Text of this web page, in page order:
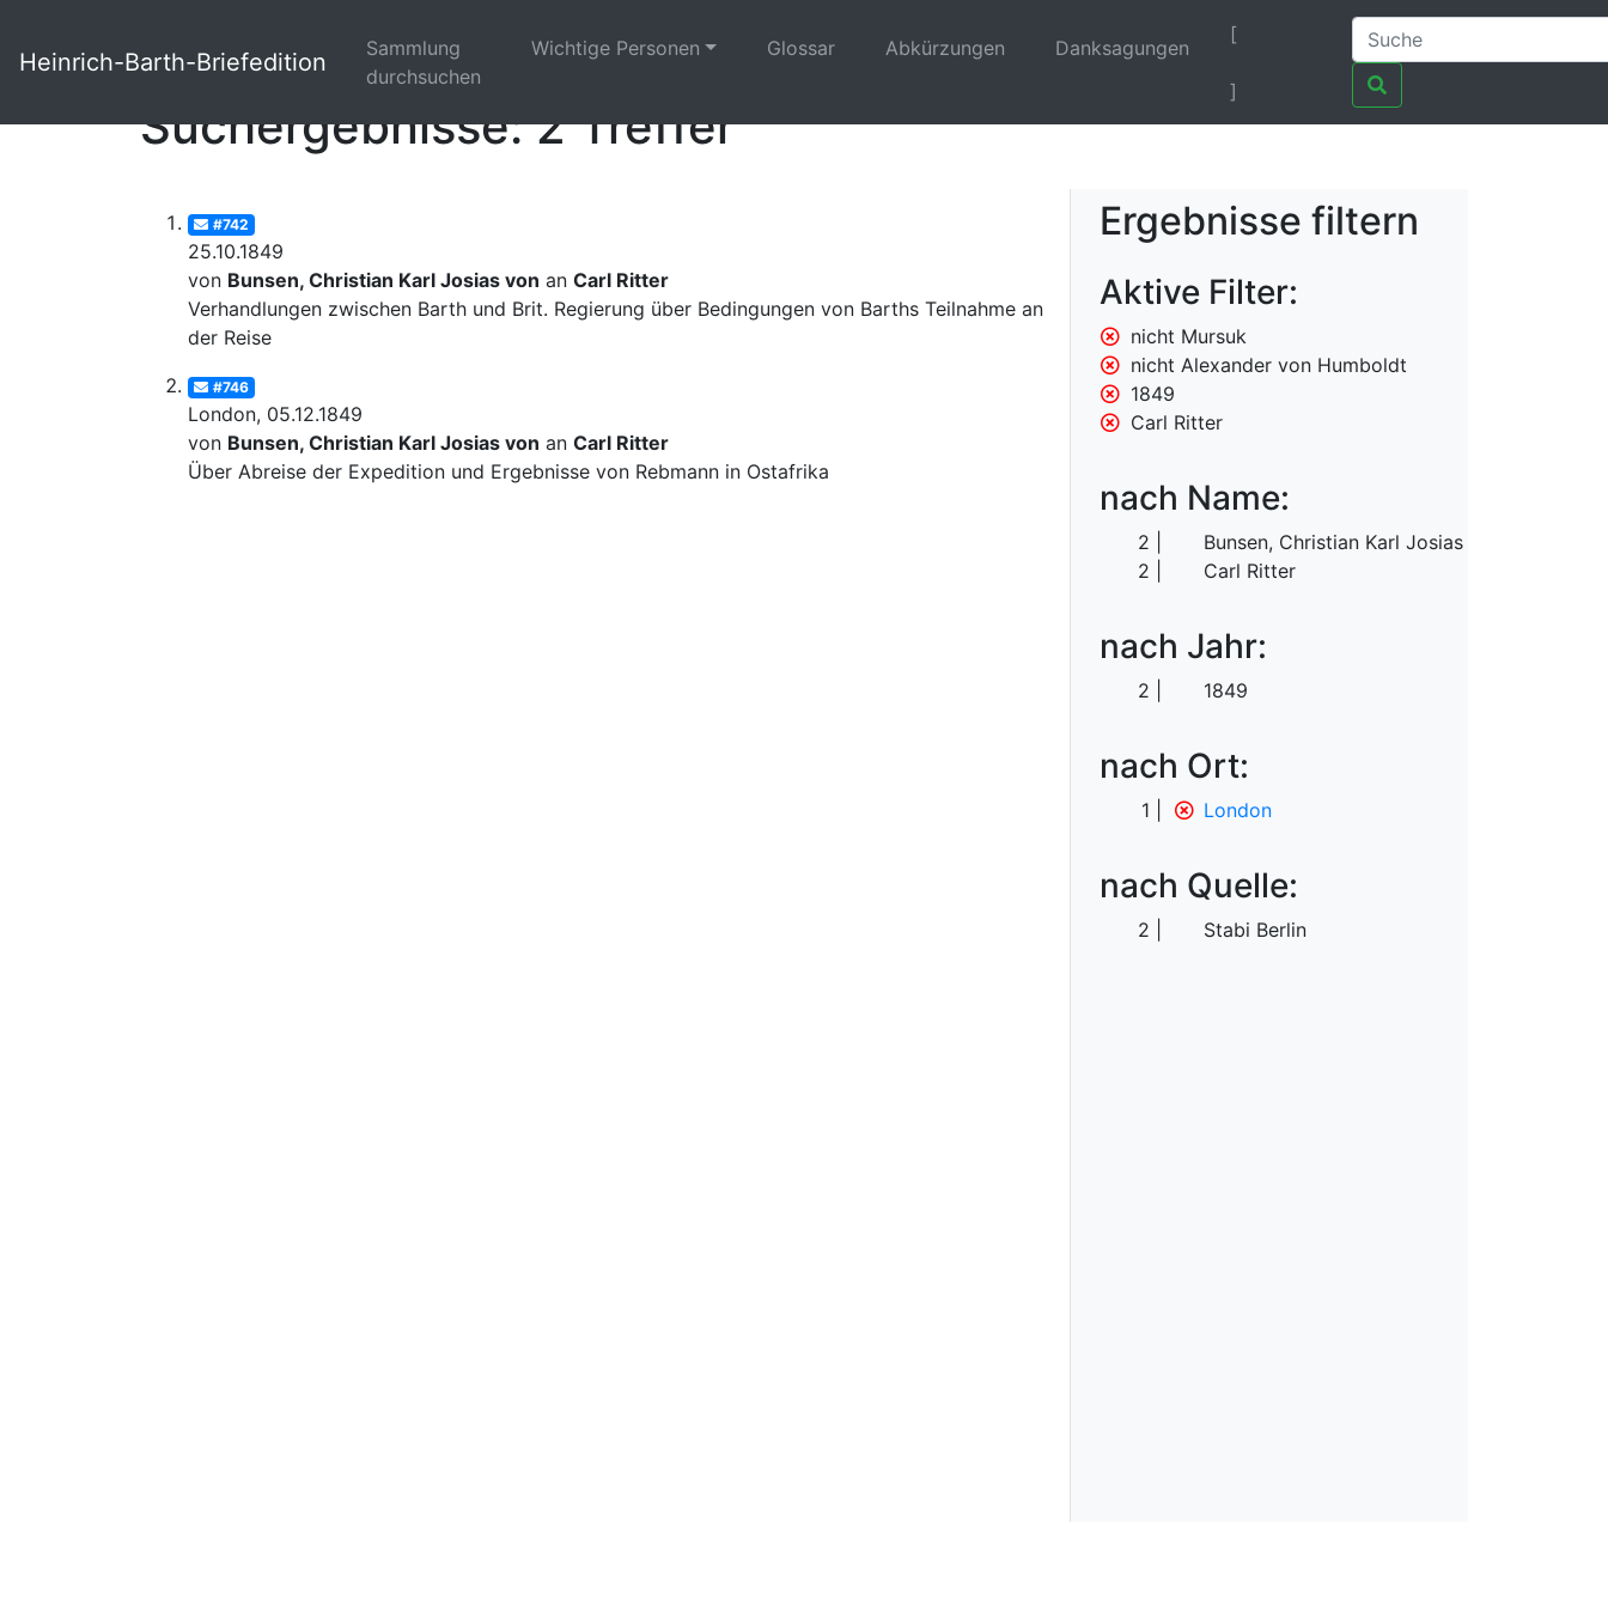
Heinrich-Barth-Briefedition
Sammlung
durchsuchen
Wichtige Personen Glossar Abkürzungen Danksagungen
[
]
Suchergebnisse: 2 Treffer
#742
25.10.1849
von Bunsen, Christian Karl Josias von an Carl Ritter
Verhandlungen zwischen Barth und Brit. Regierung über Bedingungen von Barths Teilnahme an
der Reise
#746
London, 05.12.1849
von Bunsen, Christian Karl Josias von an Carl Ritter
Über Abreise der Expedition und Ergebnisse von Rebmann in Ostafrika
Ergebnisse filtern
Aktive Filter:
nicht Mursuk
nicht Alexander von Humboldt
1849
Carl Ritter
nach Name:
2
Bunsen, Christian Karl Josias von
2
Carl Ritter
nach Jahr:
2 1849
nach Ort:
1 London
nach Quelle:
2 Stabi Berlin